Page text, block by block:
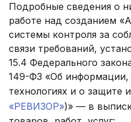
Подробные сведения о
работе над созданием
системы контроля за
связи требований,
15.4 Федерального
149-ФЗ «Об
технологиях и о защите
«РЕВИЗОР»)» — в